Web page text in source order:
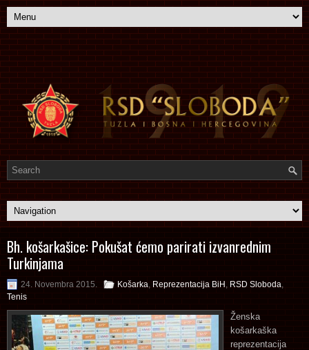
Bh. košarkašice: Pokušat ćemo parirati izvanrednim
Turkinjama
24. Novembra 2015. Košarka Reprezentacija BiH RSD Sloboda
Tenis
Ženska
košarkaška
reprezentacija